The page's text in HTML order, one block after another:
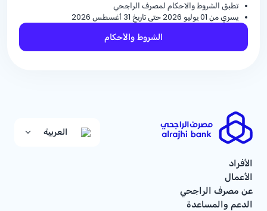
تطبق الشروط والاحكام لمصرف الراجحي
يسري من 01 يوليو 2026 حتى تاريخ 31 أغسطس 2026
الشروط والأحكام
العربية
الأفراد
الأعمال
عن مصرف الراجحي
الدعم والمساعدة